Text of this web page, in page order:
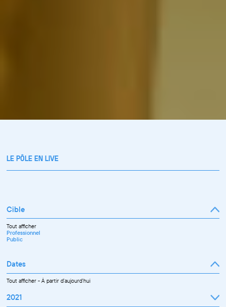
LE PÔLE EN LIVE
Cible
Tout afficher
Professionnel
Public
Dates
Tout afficher-À partir d'aujourd'hui
2021